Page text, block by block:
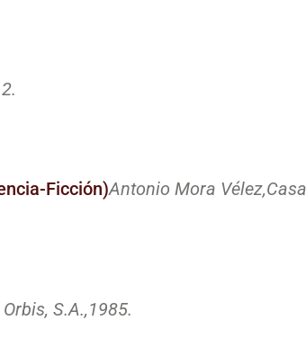
Ficción)Antonio Mora Vélez,
S.A.,1985.